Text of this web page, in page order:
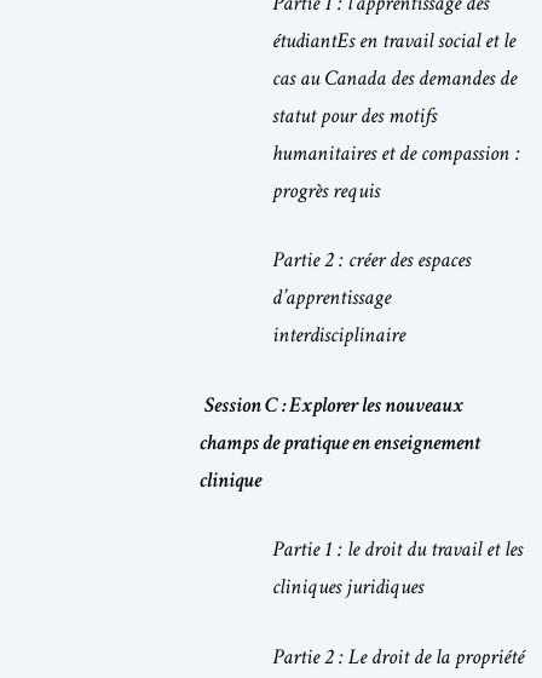
étudiantEs en travail social et le
cas au Canada des demandes de
statut pour des motifs
humanitaires et de compassion :
progrès requis
Partie 2 : créer des espaces
d’apprentissage
interdisciplinaire
Session C : Explorer les nouveaux
champs de pratique en enseignement
clinique
Partie 1 : le droit du travail et les
cliniques juridiques
Partie 2 : Le droit de la propriété